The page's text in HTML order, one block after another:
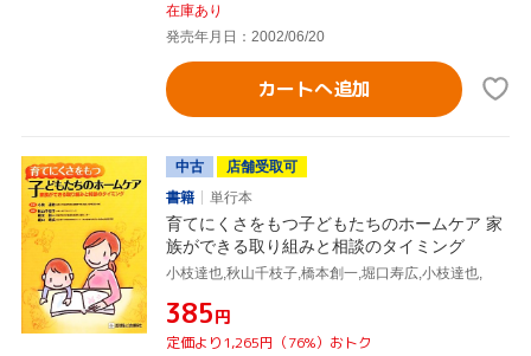
在庫あり
発売年月日：2002/06/20
カートへ追加
中古
店舗受取可
書籍
単行本
育てにくさをもつ子どもたちのホームケア 家
族ができる取り組みと相談のタイミング
小枝達也,秋山千枝子,橋本創一,堀口寿広,小枝達也,
¥385円
定価より1,265円（76%）おトク